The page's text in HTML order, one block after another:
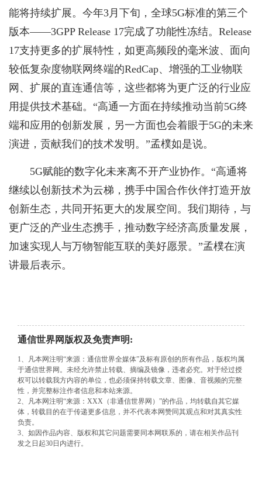
能将持续扩展。今年3月下旬，全球5G标准的第三个
版本——3GPP Release 17完成了功能性冻结。Release
17支持更多的扩展特性，如更高频段的毫米波、面向
较低复杂度物联网终端的RedCap、增强的工业物联
网、扩展的直连通信等，这些都将为更广泛的行业应
用提供技术基础。“高通一方面在持续推动当前5G终
端和应用的创新发展，另一方面也会着眼于5G的未来
演进，贡献我们的技术发明。”孟樸如是说。
5G赋能的数字化未来离不开产业协作。“高通将
继续以创新技术为云梯，携手中国合作伙伴打造开放
创新生态，共同开拓更大的发展空间。我们期待，与
更广泛的产业生态携手，推动数字经济高质量发展，
加速实现人与万物智能互联的美好愿景。”孟樸在演
讲最后表示。
通信世界网版权及免责声明:
1、凡本网注明“来源：通信世界全媒体”及标有原创的所有作品，版权均属
于通信世界网。未经允许禁止转载、摘编及镜像，违者必究。对于经过授
权可以转载我方内容的单位，也必须保持转载文章、图像、音视频的完整
性，并完整标注作者信息和本站来源。
2、凡本网注明“来源：XXX（非通信世界网）”的作品，均转载自其它媒
体，转载目的在于传递更多信息，并不代表本网赞同其观点和对其真实性
负责。
3、如因作品内容、版权和其它问题需要同本网联系的，请在相关作品刊
发之日起30日内进行。